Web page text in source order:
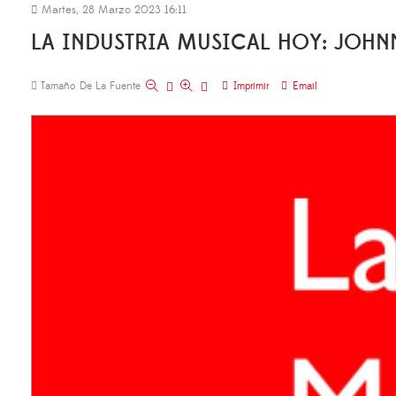
Martes, 28 Marzo 2023 16:11
LA INDUSTRIA MUSICAL HOY:
Tamaño De La Fuente Imprimir Email